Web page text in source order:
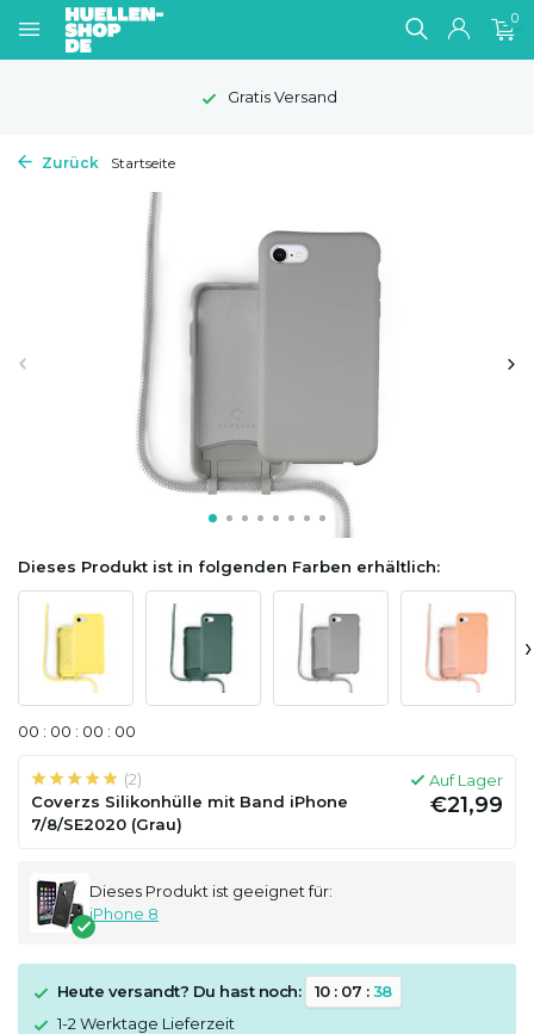
0
Gratis Versand
Zurück Startseite
Dieses Produkt ist in folgenden Farben erhältlich:
›
00 : 00 : 00 : 00
(2)
Coverzs Silikonhülle mit Band iPhone
7/8/SE2020 (Grau)
Auf Lager
€21,99
Dieses Produkt ist geeignet für:
iPhone 8
Heute versandt? Du hast noch: 10: 07 :38
1-2 Werktage Lieferzeit